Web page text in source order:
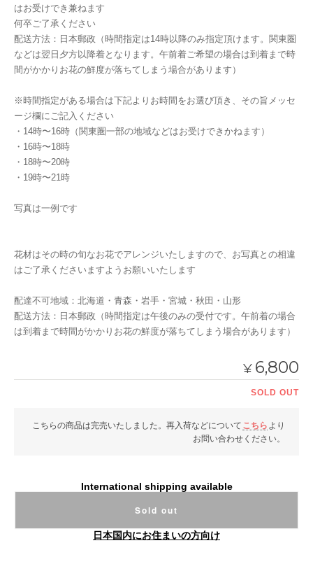
はお受けでき兼ねます
何卒ご了承ください
配送方法：日本郵政（時間指定は14時以降のみ指定頂けます。関東圏
などは翌日夕方以降着となります。午前着ご希望の場合は到着まで時
間がかかりお花の鮮度が落ちてしまう場合があります）
※時間指定がある場合は下記よりお時間をお選び頂き、その旨メッセ
ージ欄にご記入ください
・14時〜16時（関東圏一部の地域などはお受けできかねます）
・16時〜18時
・18時〜20時
・19時〜21時
写真は一例です
花材はその時の旬なお花でアレンジいたしますので、お写真との相違
はご了承くださいますようお願いいたします
配達不可地域：北海道・青森・岩手・宮城・秋田・山形
配送方法：日本郵政（時間指定は午後のみの受付です。午前着の場合
は到着まで時間がかかりお花の鮮度が落ちてしまう場合があります）
¥ 6,800
SOLD OUT
こちらの商品は完売いたしました。再入荷などについて こちら より
お問い合わせください。
International shipping available
Sold out
日本国内にお住まいの方向け